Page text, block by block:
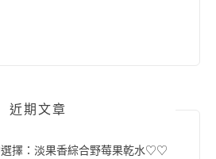
近期文章
擇：淡果香綜合野莓果乾水♡♡